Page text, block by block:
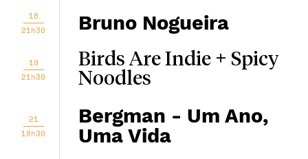
18
21h30
Bruno Nogueira
19
21h30
Birds Are Indie + Spicy
Noodles
21
18h30
Bergman - Um Ano,
Uma Vida